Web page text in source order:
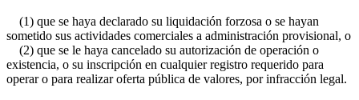
(1) que se haya declarado su liquidación forzosa o se hayan
sometido sus actividades comerciales a administración provisional, o
(2) que se le haya cancelado su autorización de operación o
existencia, o su inscripción en cualquier registro requerido para
operar o para realizar oferta pública de valores, por infracción legal.